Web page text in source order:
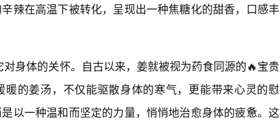
辣在高温下被转化，呈现出一种焦糖化的甜香，口感丰
对身体的关怀。自古以来，姜就被视为药食同源的🔥宝贵
暖的姜汤，不仅能驱散身体的寒气，更能带来心灵的慰
以一种温和而坚定的力量，悄悄地治愈身体的疲惫。这